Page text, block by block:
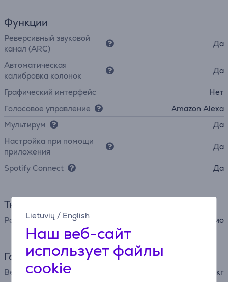
Lietuvių / English
Наш веб-сайт
использует файлы
cookie
Функции
Реверсивный звуковой
канал (ARC)
Да
Автоматическая
калибровка колонок
Да
Графический интерфейс
Нет
Голосовое управление
Amazon Alexa
Мультирум
Да
Настройка при помощи
приложения
Да
Spotify Connect Да
Тюнер
Радиотюнер интернет-радио
Габариты
Вес 7,8 кг